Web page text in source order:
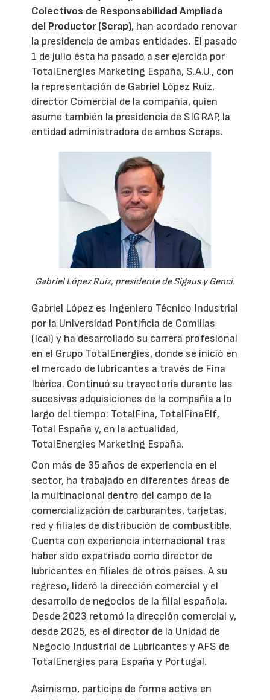
Colectivos de Responsabilidad Ampliada
del Productor (Scrap), han acordado renovar
la presidencia de ambas entidades. El pasado
1 de julio ésta ha pasado a ser ejercida por
TotalEnergies Marketing España, S.A.U., con
la representación de Gabriel López Ruiz,
director Comercial de la compañía, quien
asume también la presidencia de SIGRAP, la
entidad administradora de ambos Scraps.
Gabriel López Ruiz, presidente de Sigaus y Genci.
Gabriel López es Ingeniero Técnico Industrial
por la Universidad Pontificia de Comillas
(Icai) y ha desarrollado su carrera profesional
en el Grupo TotalEnergies, donde se inició en
el mercado de lubricantes a través de Fina
Ibérica. Continuó su trayectoria durante las
sucesivas adquisiciones de la compañía a lo
largo del tiempo: TotalFina, TotalFinaElf,
Total España y, en la actualidad,
TotalEnergies Marketing España.
Con más de 35 años de experiencia en el
sector, ha trabajado en diferentes áreas de
la multinacional dentro del campo de la
comercialización de carburantes, tarjetas,
red y filiales de distribución de combustible.
Cuenta con experiencia internacional tras
haber sido expatriado como director de
lubricantes en filiales de otros países. A su
regreso, lideró la dirección comercial y el
desarrollo de negocios de la filial española.
Desde 2023 retomó la dirección comercial y,
desde 2025, es el director de la Unidad de
Negocio Industrial de Lubricantes y AFS de
TotalEnergies para España y Portugal.
Asimismo, participa de forma activa en